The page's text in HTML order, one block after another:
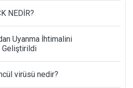
NEDİR?
Uyanma İhtimalini
Geliştirildi
virüsü nedir?